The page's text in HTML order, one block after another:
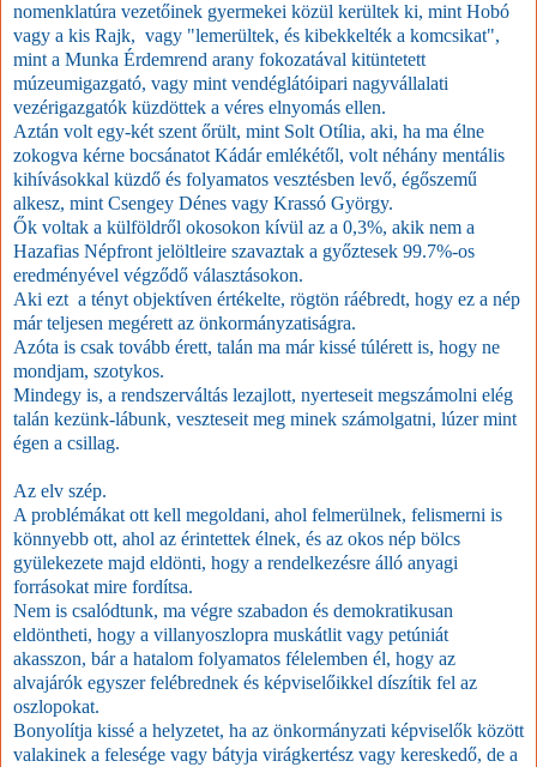
nomenklatúra vezetőinek gyermekei közül kerültek ki, mint Hobó
vagy a kis Rajk, vagy "lemerültek, és kibekkelték a komcsikat",
mint a Munka Érdemrend arany fokozatával kitüntetett
múzeumigazgató, vagy mint vendéglátóipari nagyvállalati
vezérigazgatók küzdöttek a véres elnyomás ellen.
Aztán volt egy-két szent őrült, mint Solt Otília, aki, ha ma élne
zokogva kérne bocsánatot Kádár emlékétől, volt néhány mentális
kihívásokkal küzdő és folyamatos vesztésben levő, égőszemű
alkesz, mint Csengey Dénes vagy Krassó György.
Ők voltak a külföldről okosokon kívül az a 0,3%, akik nem a
Hazafias Népfront jelöltleire szavaztak a győztesek 99.7%-os
eredményével végződő választásokon.
Aki ezt a tényt objektíven értékelte, rögtön ráébredt, hogy ez a nép
már teljesen megérett az önkormányzatiságra.
Azóta is csak tovább érett, talán ma már kissé túlérett is, hogy ne
mondjam, szotykos.
Mindegy is, a rendszerváltás lezajlott, nyerteseit megszámolni elég
talán kezünk-lábunk, veszteseit meg minek számolgatni, lúzer mint
égen a csillag.
Az elv szép.
A problémákat ott kell megoldani, ahol felmerülnek, felismerni is
könnyebb ott, ahol az érintettek élnek, és az okos nép bölcs
gyülekezete majd eldönti, hogy a rendelkezésre álló anyagi
forrásokat mire fordítsa.
Nem is csalódtunk, ma végre szabadon és demokratikusan
eldöntheti, hogy a villanyoszlopra muskátlit vagy petúniát
akasszon, bár a hatalom folyamatos félelemben él, hogy az
alvajárók egyszer felébrednek és képviselőikkel díszítik fel az
oszlopokat.
Bonyolítja kissé a helyzetet, ha az önkormányzati képviselők között
valakinek a felesége vagy bátyja virágkertész vagy kereskedő, de a